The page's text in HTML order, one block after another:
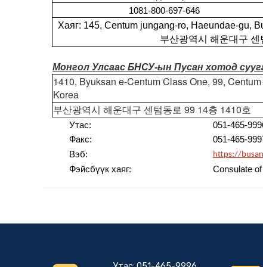
1081-800-697-646
Хаяг: 145, Centum jungang-ro,
부산광역시 해운대구 센
Монгол Улсаас БНСУ-ын Пусан хотод
1410, Byuksan e-Centum Class One, 99,
Korea
부산광역시 해운대구 센텀동로 99 14층 1410호
Утас:
051-465-
Факс:
051-465-
Вэб:
https://
Фэйсбүүк хаяг: Consulate